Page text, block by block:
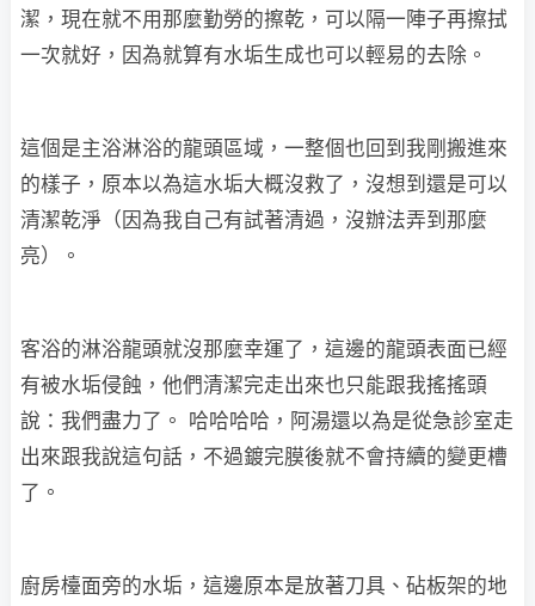
潔，現在就不用那麼勤勞的擦乾，可以隔一陣子再擦拭
一次就好，因為就算有水垢生成也可以輕易的去除。
這個是主浴淋浴的龍頭區域，一整個也回到我剛搬進來
的樣子，原本以為這水垢大概沒救了，沒想到還是可以
清潔乾淨（因為我自己有試著清過，沒辦法弄到那麼
亮）。
客浴的淋浴龍頭就沒那麼幸運了，這邊的龍頭表面已經
有被水垢侵蝕，他們清潔完走出來也只能跟我搖搖頭
說：我們盡力了。 哈哈哈哈，阿湯還以為是從急診室走
出來跟我說這句話，不過鍍完膜後就不會持續的變更槽
了。
廚房檯面旁的水垢，這邊原本是放著刀具、砧板架的地